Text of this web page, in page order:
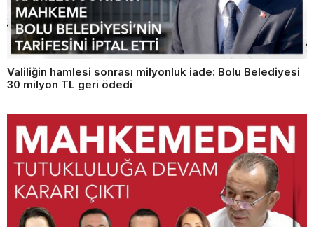
Valiliğin hamlesi sonrası milyonluk iade: Bolu Belediyesi
30 milyon TL geri ödedi